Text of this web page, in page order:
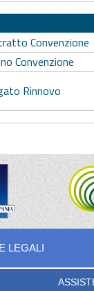
Convenzione
Convenzione
Rinnovo
LEGALI